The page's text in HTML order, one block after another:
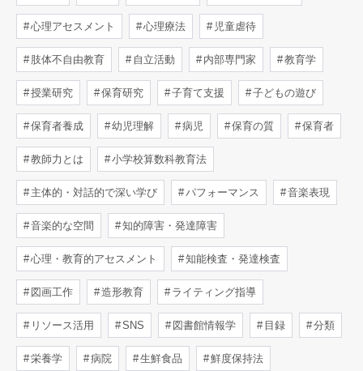
心理アセスメント 心理療法 児童虐待
肢体不自由教育 自立活動 内部専門家 教育学
授業研究 保育研究 子育て支援 子どもの遊び
保育者養成 幼児理解 病児 保育の質 保育者
教師力とは 小学校算数科教育法
主体的・対話的で深い学び パフォーマンス 音楽表現
音楽的な空間 知的障害・発達障害
心理・教育的アセスメント 知能検査・発達検査
図画工作 造形教育 ライティング指導
リソース活用 SNS 図書館情報学 目録 分類
栄養学 病院 生鮮食品 鮮度保持法